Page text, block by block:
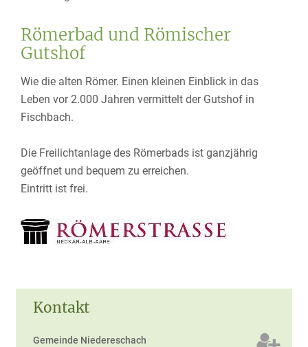
Kontakt
Gemeinde Niedereschach
Römerbad und Römischer
Gutshof
Wie die alten Römer. Einen kleinen Einblick in das
Leben vor 2.000 Jahren vermittelt der Gutshof in
Fischbach.
Die Freilichtanlage des Römerbads ist ganzjährig
geöffnet und bequem zu erreichen.
Eintritt ist frei.